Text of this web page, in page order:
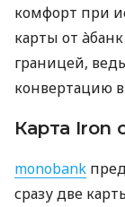
комфорт при
карты от
границей,
конвертацию
Карта Iron
monobank
сразу две